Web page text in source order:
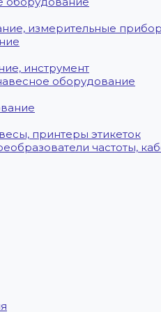
измерительные
инструмент
оборудование
принтеры этикеток
частоты,